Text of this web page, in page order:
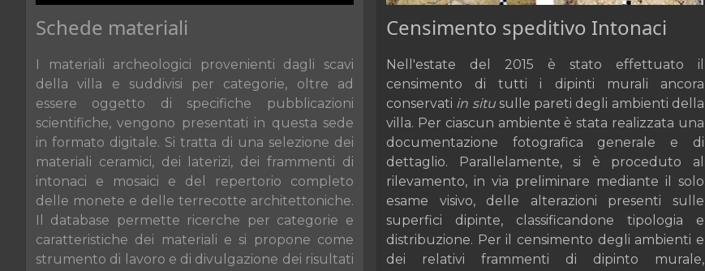
Schede materiali
I materiali archeologici provenienti dagli scavi
della villa e suddivisi per categorie, oltre ad
essere oggetto di specifiche pubblicazioni
scientifiche, vengono presentati in questa sede
in formato digitale. Si tratta di una selezione dei
materiali ceramici, dei laterizi, dei frammenti di
intonaci e mosaici e del repertorio completo
delle monete e delle terrecotte architettoniche.
Il database permette ricerche per categorie e
caratteristiche dei materiali e si propone come
strumento di lavoro e di divulgazione dei risultati
Censimento speditivo Intonaci
Nell'estate del 2015 è stato effettuato il
censimento di tutti i dipinti murali ancora
conservati in situsulle pareti degli ambienti della
villa. Per ciascun ambiente è stata realizzata una
documentazione fotografica generale e di
dettaglio. Parallelamente, si è proceduto al
rilevamento, in via preliminare mediante il solo
esame visivo, delle alterazioni presenti sulle
superfici dipinte, classificandone tipologia e
distribuzione. Per il censimento degli ambienti e
dei relativi frammenti di dipinto murale,